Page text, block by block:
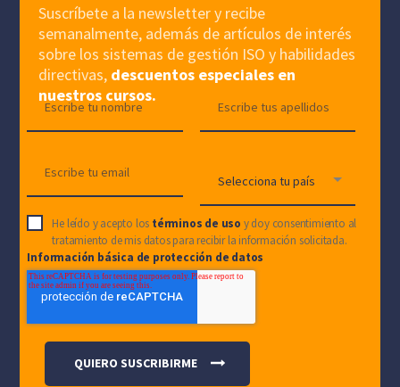
Suscríbete a la newsletter y recibe
semanalmente, además de artículos de interés
sobre los sistemas de gestión ISO y habilidades
directivas, descuentos especiales en
nuestros cursos.
He leído y acepto los términos de uso y doy consentimiento al
tratamiento de mis datos para recibir la información solicitada.
Información básica de protección de datos